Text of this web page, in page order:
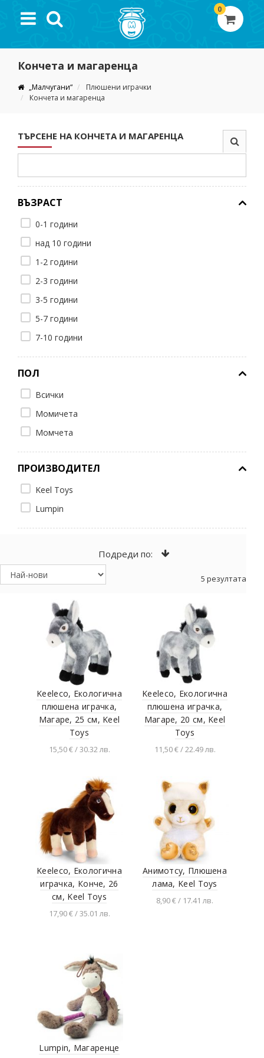
0
Кончета и магаренца
„Малчугани“
Плюшени играчки
Кончета и магаренца
ТЪРСЕНЕ НА КОНЧЕТА И МАГАРЕНЦА
ВЪЗРАСТ
0-1 години
над 10 години
1-2 години
2-3 години
3-5 години
5-7 години
7-10 години
ПОЛ
Всички
Момичета
Момчета
ПРОИЗВОДИТЕЛ
Keel Toys
Lumpin
Подреди по:
5 резултата
Keeleco, Екологична
плюшена играчка,
Магаре, 25 см, Keel
Toys
15,50 € / 30.32 лв.
количката
Keeleco, Екологична
плюшена играчка,
Магаре, 20 см, Keel
Toys
11,50 € / 22.49 лв.
Keeleco, Екологична
играчка, Конче, 26
см, Keel Toys
17,90 € / 35.01 лв.
Анимотсу, Плюшенa
лама, Keel Toys
8,90 € / 17.41 лв.
Lumpin, Магаренце